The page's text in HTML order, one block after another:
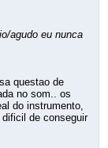
agudo eu nunca
questao de
no som.. os
do instrumento,
de conseguir